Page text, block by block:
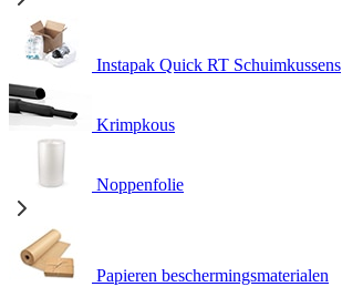
Instapak Quick RT Schuimkussens
Krimpkous
Noppenfolie
Papieren beschermingsmaterialen